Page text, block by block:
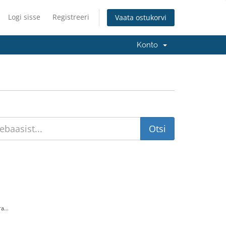
Logi sisse Registreeri Vaata ostukorvi
Konto